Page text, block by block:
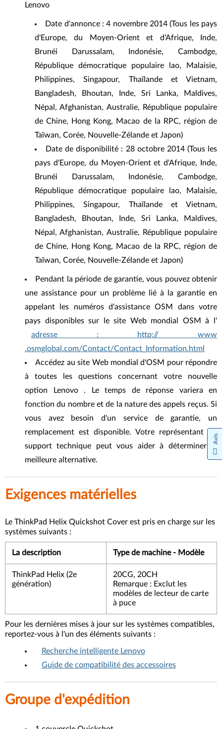
Lenovo
Date d'annonce : 4 novembre 2014 (Tous les pays
d'Europe, du Moyen-Orient et d'Afrique, Inde,
Brunéi Darussalam, Indonésie, Cambodge,
République démocratique populaire lao, Malaisie,
Philippines, Singapour, Thaïlande et Vietnam,
Bangladesh, Bhoutan, Inde, Sri Lanka, Maldives,
Népal, Afghanistan, Australie, République populaire
de Chine, Hong Kong, Macao de la RPC, région de
Taïwan, Corée, Nouvelle-Zélande et Japon)
Date de disponibilité : 28 octobre 2014 (Tous les
pays d'Europe, du Moyen-Orient et d'Afrique, Inde,
Brunéi Darussalam, Indonésie, Cambodge,
République démocratique populaire lao, Malaisie,
Philippines, Singapour, Thaïlande et Vietnam,
Bangladesh, Bhoutan, Inde, Sri Lanka, Maldives,
Népal, Afghanistan, Australie, République populaire
de Chine, Hong Kong, Macao de la RPC, région de
Taïwan, Corée, Nouvelle-Zélande et Japon)
Pendant la période de garantie, vous pouvez obtenir
une assistance pour un problème lié à la garantie en
appelant les numéros d'assistance OSM dans votre
pays disponibles sur le site Web mondial OSM à l'
adresse : http:// www
.osmglobal.com/Contact/Contact_Information.html
Accédez au site Web mondial d'OSM pour répondre
à toutes les questions concernant votre nouvelle
option Lenovo . Le temps de réponse variera en
fonction du nombre et de la nature des appels reçus. Si
vous avez besoin d'un service de garantie, un
remplacement est disponible. Votre représentant du
support technique peut vous aider à déterminer la
meilleure alternative.
Exigences matérielles
Le ThinkPad Helix Quickshot Cover est pris en charge sur les
systèmes suivants :
La description Type de machine - Modèle
ThinkPad Helix (2e
génération)
20CG, 20CH
Remarque : Exclut les
modèles de lecteur de carte
à puce
Pour les dernières mises à jour sur les systèmes compatibles,
reportez-vous à l'un des éléments suivants :
Recherche intelligente Lenovo
Guide de compatibilité des accessoires
Groupe d'expédition
Avis